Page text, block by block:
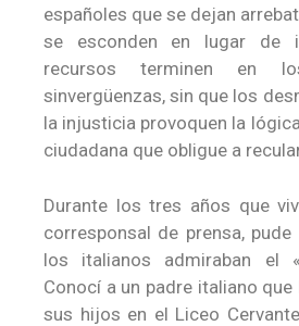
españoles que se dejan
se esconden en lugar de
recursos terminen en
sinvergüenzas, sin que los
la injusticia provoquen la
ciudadana que obligue a
Durante los tres años que
corresponsal de prensa,
los italianos admiraban el
Conocí a un padre italiano
sus hijos en el Liceo